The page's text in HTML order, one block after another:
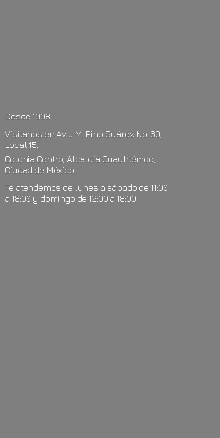
Desde 1998
Visítanos en Av. J.M. Pino Suárez No. 60,
Local 15,
Colonia Centro, Alcaldía Cuauhtémoc,
Ciudad de México.
Te atendemos de lunes a sábado de 11:00
a 18:00 y domingo de 12:00 a 18:00.